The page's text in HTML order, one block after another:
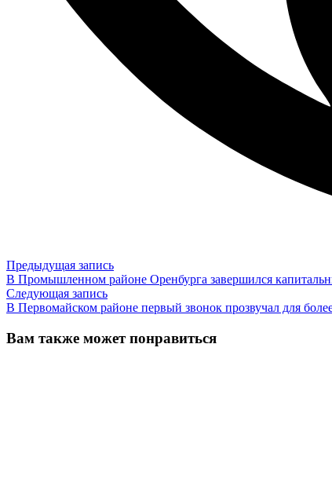
Навигация
по
записям
Предыдущая записьПредыдущая
запись:
В Промышленном районе Оренбурга завершился
Следующая записьСледующая
запись:
В Первомайском районе первый звонок прозвучал для
Вам также может понравиться